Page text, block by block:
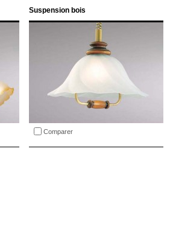
Suspension bois
Comparer